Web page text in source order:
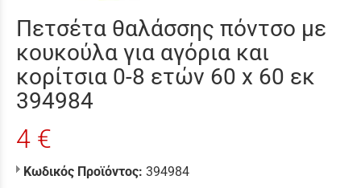
Πετσέτα θαλάσσης πόντσο με
κουκούλα για αγόρια και
κορίτσια 0-8 ετών 60 x 60 εκ
394984
4 €
Κωδικός Προϊόντος: 394984